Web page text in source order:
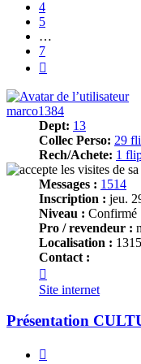
4
5
…
7
marco1384
Dept: 13
Collec Perso: 29
Rech/Achete: 1
Messages : 1514
Inscription : jeu.
Niveau : Confirmé
Pro / revendeur :
Localisation :
Contact :
marco1384
Site internet
Présentation